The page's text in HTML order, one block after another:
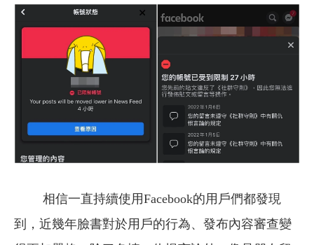
相信一直持續使用Facebook的用戶們都發現
到，近幾年臉書對於用戶的行為、發布內容審查變